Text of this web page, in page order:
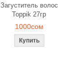
Загуститель волос
Toppik 27гр
1000сом